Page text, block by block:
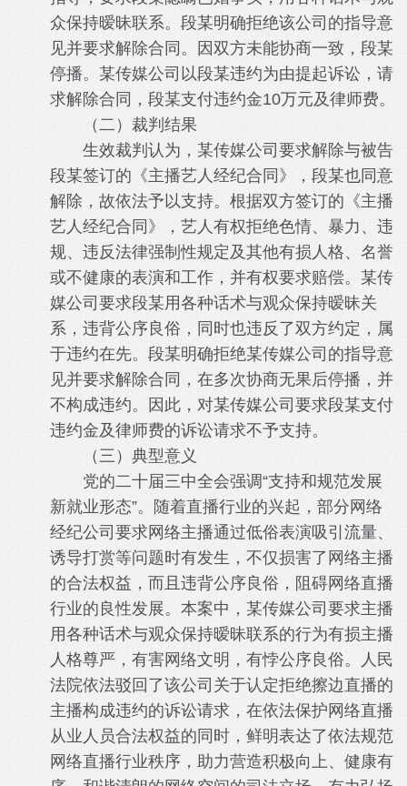
众保持暧昧联系。段某明确拒绝该公司的指导意
见并要求解除合同。因双方未能协商一致，段某
停播。某传媒公司以段某违约为由提起诉讼，请
求解除合同，段某支付违约金10万元及律师费。
（二）裁判结果
生效裁判认为，某传媒公司要求解除与被告
段某签订的《主播艺人经纪合同》，段某也同意
解除，故依法予以支持。根据双方签订的《主播
艺人经纪合同》，艺人有权拒绝色情、暴力、违
规、违反法律强制性规定及其他有损人格、名誉
或不健康的表演和工作，并有权要求赔偿。某传
媒公司要求段某用各种话术与观众保持暧昧关
系，违背公序良俗，同时也违反了双方约定，属
于违约在先。段某明确拒绝某传媒公司的指导意
见并要求解除合同，在多次协商无果后停播，并
不构成违约。因此，对某传媒公司要求段某支付
违约金及律师费的诉讼请求不予支持。
（三）典型意义
党的二十届三中全会强调“支持和规范发展
新就业形态”。随着直播行业的兴起，部分网络
经纪公司要求网络主播通过低俗表演吸引流量、
诱导打赏等问题时有发生，不仅损害了网络主播
的合法权益，而且违背公序良俗，阻碍网络直播
行业的良性发展。本案中，某传媒公司要求主播
用各种话术与观众保持暧昧联系的行为有损主播
人格尊严，有害网络文明，有悖公序良俗。人民
法院依法驳回了该公司关于认定拒绝擦边直播的
主播构成违约的诉讼请求，在依法保护网络直播
从业人员合法权益的同时，鲜明表达了依法规范
网络直播行业秩序，助力营造积极向上、健康有